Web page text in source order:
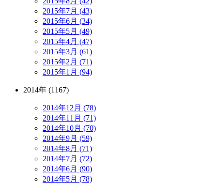
2015年7月 (43)
2015年6月 (34)
2015年5月 (49)
2015年4月 (47)
2015年3月 (61)
2015年2月 (71)
2015年1月 (94)
2014年 (1167)
2014年12月 (78)
2014年11月 (71)
2014年10月 (70)
2014年9月 (59)
2014年8月 (71)
2014年7月 (72)
2014年6月 (90)
2014年5月 (78)